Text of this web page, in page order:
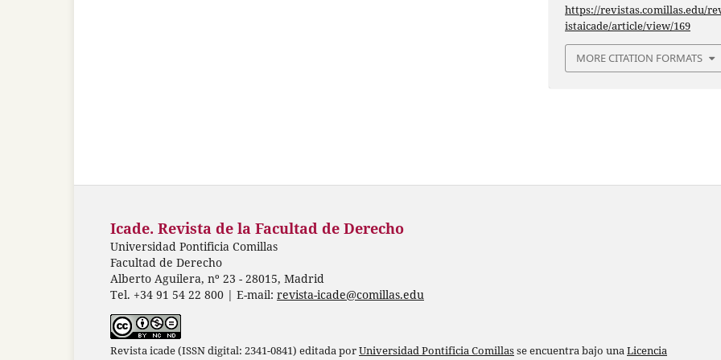
https://revistas.comillas.edu/
istaicade/article/view/169
MORE CITATION FORMATS
Icade. Revista de la Facultad de Derecho
Universidad Pontificia Comillas
Facultad de Derecho
Alberto Aguilera, nº 23 - 28015, Madrid
Tel. +34 91 54 22 800 | E-mail: revista-icade@comillas.edu
Revista icade (ISSN digital: 2341-0841) editada porUniversidad Pontificia Comillasse encuentra bajo unaLicencia